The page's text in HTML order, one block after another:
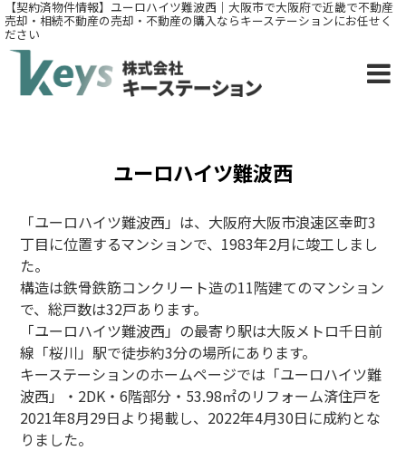
【契約済物件情報】ユーロハイツ難波西｜大阪市で大阪府で近畿で不動産
売却・相続不動産の売却・不動産の購入ならキーステーションにお任せく
ださい
ユーロハイツ難波西
「ユーロハイツ難波西」は、大阪府大阪市浪速区幸町3
丁目に位置するマンションで、1983年2月に竣工しまし
た。
構造は鉄骨鉄筋コンクリート造の11階建てのマンション
で、総戸数は32戸あります。
「ユーロハイツ難波西」 の最寄り駅は大阪メトロ千日前
線「桜川」駅で徒歩約3分の場所にあります。
キーステーションのホームページでは「ユーロハイツ難
波西」・2DK・6階部分・53.98㎡のリフォーム済住戸を
2021年8月29日より掲載し、2022年4月30日に成約とな
りました。